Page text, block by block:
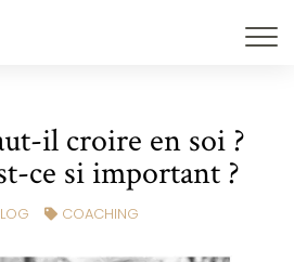
il croire en soi ?
ce si important ?
COACHING